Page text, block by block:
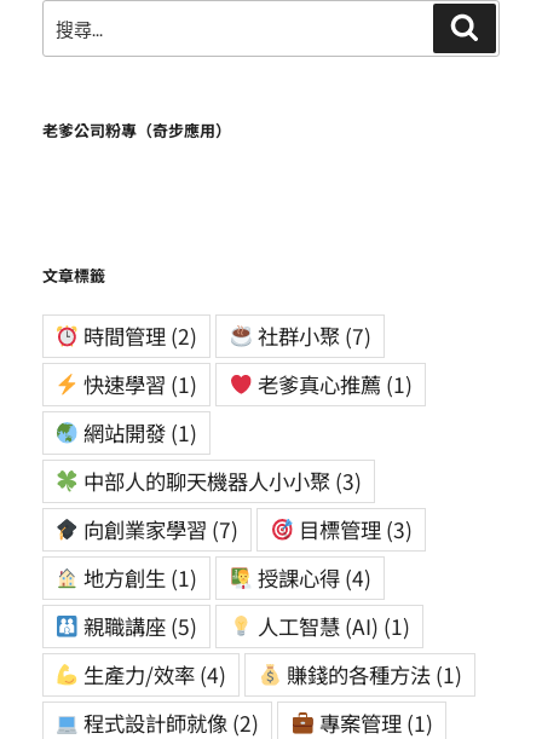
搜
尋
鍵
老爹公司粉專（奇步應用）
文章標籤
時間管理 (2) 社群小聚 (7)
快速學習 (1) 老爹真心推薦 (1)
網站開發 (1)
中部人的聊天機器人小小聚 (3)
向創業家學習 (7) 目標管理 (3)
地方創生 (1) 授課心得 (4)
親職講座 (5) 人工智慧 (AI) (1)
生產力/效率 (4) 賺錢的各種方法 (1)
程式設計師就像 (2) 專案管理 (1)